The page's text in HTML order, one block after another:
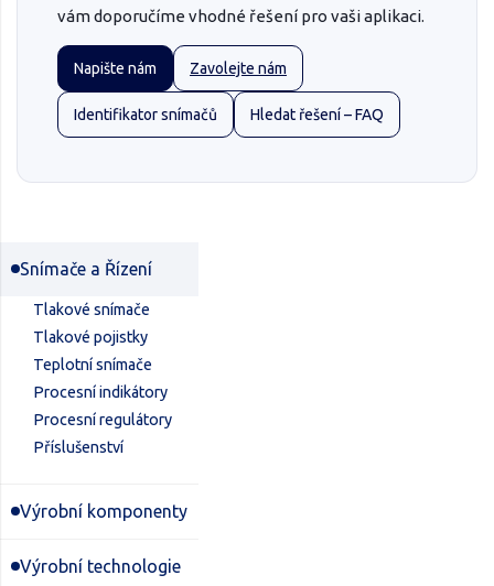
vám doporučíme vhodné řešení pro vaši aplikaci.
Napište nám Zavolejte nám
Identifikator snímačů Hledat řešení – FAQ
Snímače a Řízení
Tlakové snímače
Tlakové pojistky
Teplotní snímače
Procesní indikátory
Procesní regulátory
Příslušenství
Výrobní komponenty
Výrobní technologie